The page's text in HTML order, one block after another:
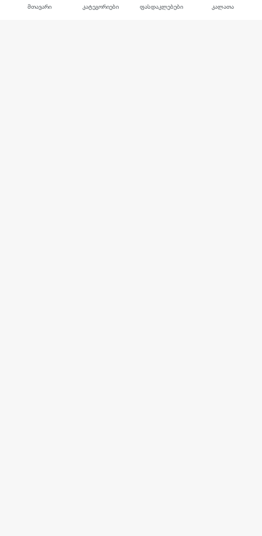
მთავარი კატეგორიები ფასდაკლებები კალათა